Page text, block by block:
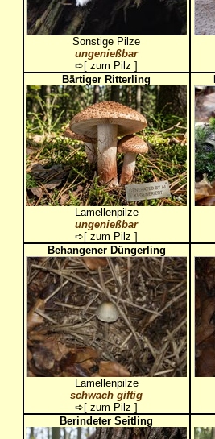
Sonstige Pilze
ungenießbar
➪[ zum Pilz ]
Bärtiger Ritterling
Lamellenpilze
ungenießbar
➪[ zum Pilz ]
Behangener Düngerling
Lamellenpilze
schwach giftig
➪[ zum Pilz ]
Berindeter Seitling